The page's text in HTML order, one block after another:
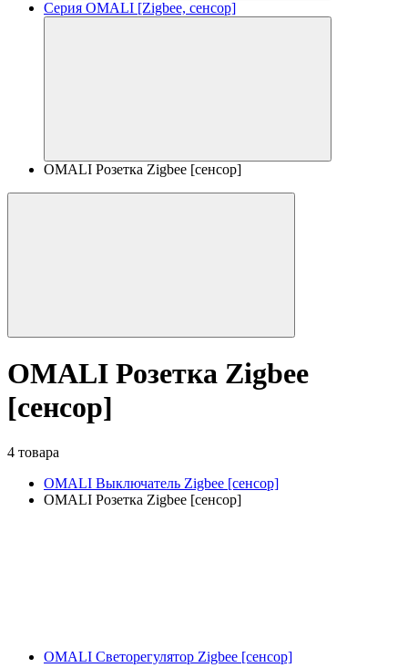
Серия OMALI [Zigbee, сенсор]
OMALI Розетка Zigbee [сенсор]
OMALI Розетка Zigbee
[сенсор]
4 товара
OMALI Выключатель Zigbee [сенсор]
OMALI Розетка Zigbee [сенсор]
OMALI Светорегулятор Zigbee [сенсор]